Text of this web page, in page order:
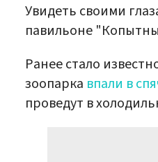
Увидеть своими
павильоне
Ранее стало
зоопарка впали в
проведут в